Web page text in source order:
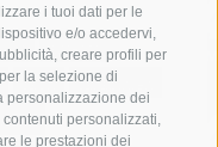
i tuoi dati per le
e/o accedervi,
creare profili per
la selezione di
personalizzazione dei
personalizzati,
le prestazioni dei
arresto
capri
carabinieri